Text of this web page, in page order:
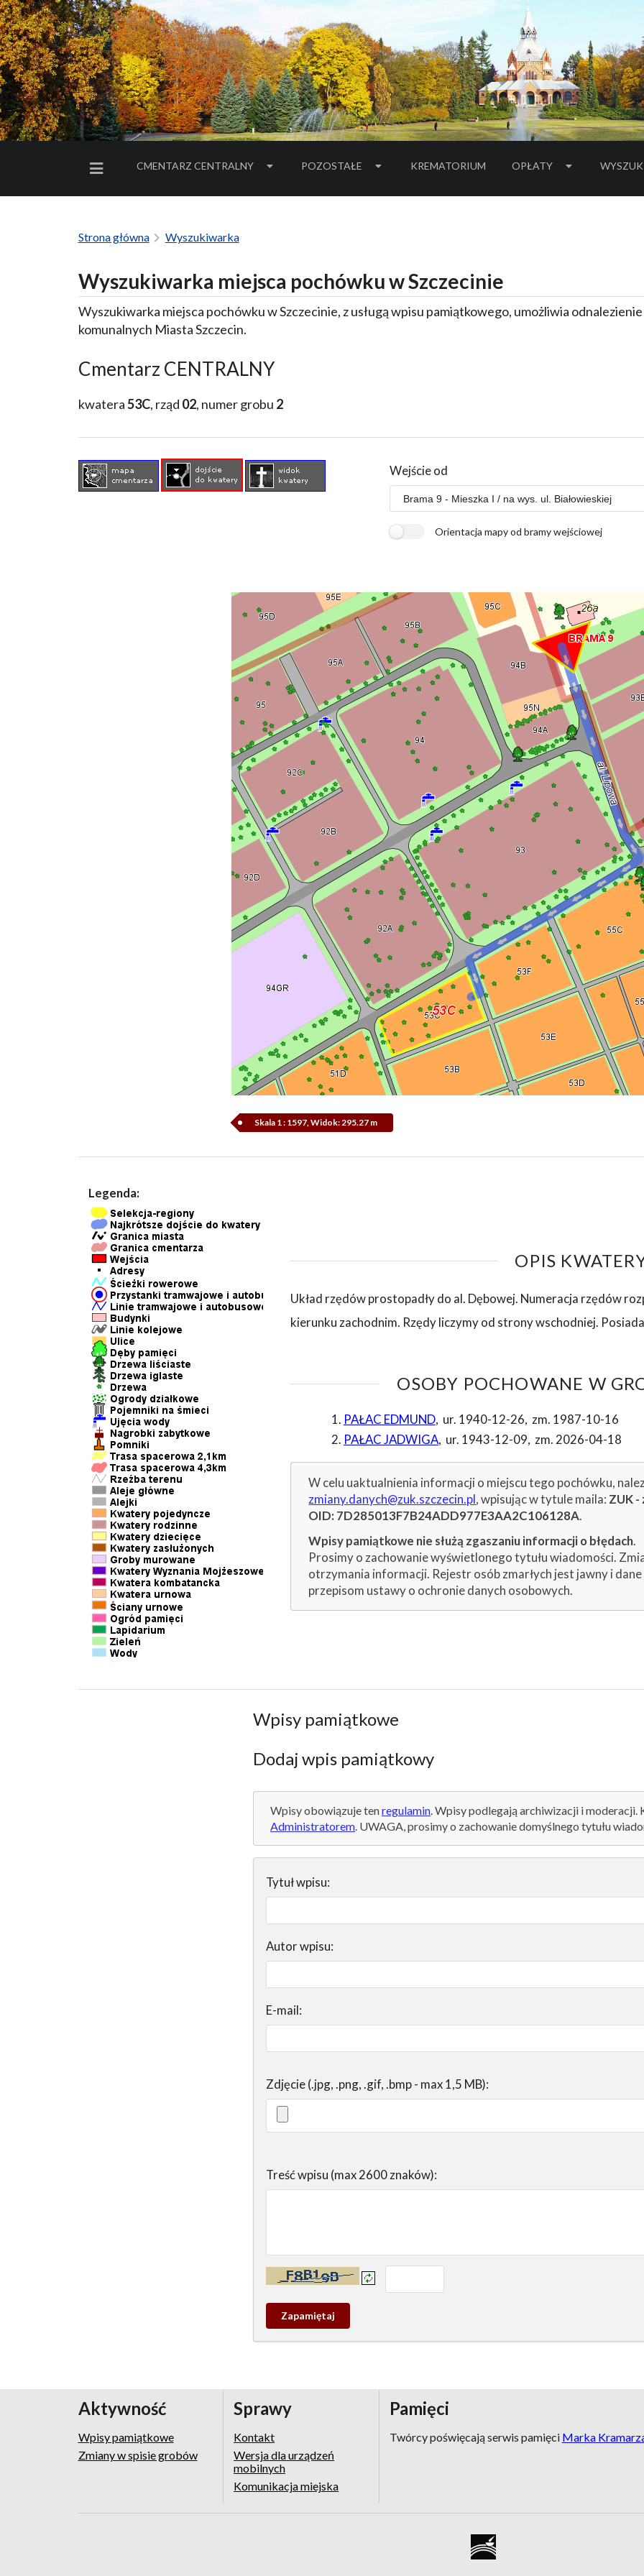
MENU BOCZNE
CMENTARZ CENTRALNY POZOSTAŁE KREMATORIUM OPŁATY
Strona główna Wyszukiwarka
Wyszukiwarka miejsca pochówku w Szczecinie
Wyszukiwarka miejsca pochówku w Szczecinie, z usługą wpisu pamiątkowego, umożliwia
komunalnych Miasta Szczecin.
Cmentarz CENTRALNY
kwatera53C, rząd 02, numer grobu 2
Wejście od
Orientacja mapy od bramy wejściowej
Skala 1 : 1597, Widok: 295.27 m
Legenda:
OPIS
Układ rzędów prostopadły do al. Dębowej. Numeracja rzędów
kierunku zachodnim. Rzędy liczymy od strony wschodniej.
OSOBY POCHOWANE W
PAŁAC EDMUND, ur. 1940-12-26, zm. 1987-10-16
PAŁAC JADWIGA, ur. 1943-12-09, zm. 2026-04-18
W celu uaktualnienia informacji o miejscu tego pochówku,
zmiany.danych@zuk.szczecin.pl, wpisując w tytule maila: ZUK -
OID: 7D285013F7B24ADD977E3AA2C106128A.
Wpisy pamiątkowe nie służą zgaszaniu informacji o błędach.
Prosimy o zachowanie wyświetlonego tytułu wiadomości.
otrzymania informacji. Rejestr osób zmarłych jest jawny i
przepisom ustawy o ochronie danych osobowych.
Wpisy pamiątkowe
Dodaj wpis pamiątkowy
Wpisy obowiązuje tenregulamin. Wpisy podlegają archiwizacji i moderacji.
Administratorem. UWAGA, prosimy o zachowanie domyślnego tytułu
Tytuł wpisu:
Autor wpisu:
E-mail:
Zdjęcie (.jpg, .png, .gif, .bmp - max 1,5 MB):
Treść wpisu (max 2600 znaków):
Kontrola - wprowadź tekst z obrazka:
Zapamietaj
wpis
Aktywność
Wpisy pamiątkowe
Zmiany w spisie grobów
Sprawy
Kontakt
Wersja dla urządzeń
mobilnych
Komunikacja miejska
Pamięci
Twórcy poświęcają serwis pamięci Marka